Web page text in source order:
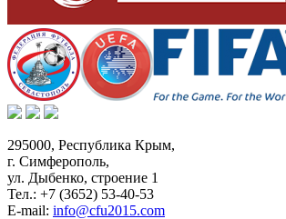
295000, Республика Крым,
г. Симферополь,
ул. Дыбенко, строение 1
Тел.: +7 (3652) 53-40-53
E-mail: info@cfu2015.com